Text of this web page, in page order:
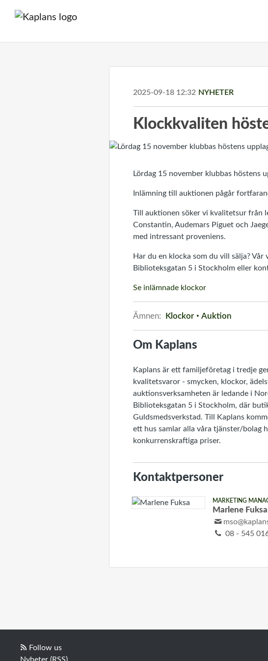
2025-09-18 12:32 NYHETER
Klockkvaliten
Lördag 15 november klubbas höstens
Inlämning till auktionen pågår
Till auktionen söker vi kvalitetsur från
Constantin, Audemars Piguet och
med intressant proveniens.
Har du en klocka som du vill sälja?
Biblioteksgatan 5 i Stockholm eller
Se inlämnade klockor
Ämnen: Klockor Auktion
Om Kaplans
Kaplans är ett familjeföretag i tredje
kvalitetsvaror - smycken, klockor,
auktionsverksamheten är ledande i
Biblioteksgatan 5 i Stockholm, där
Guldsmedsverkstad. Till Kaplans
ett hus samlar alla våra tjänster/bolag
konkurrenskraftiga priser.
Kontaktpersoner
MARKETING
Marlene Fuksa
08 - 545
Follow us